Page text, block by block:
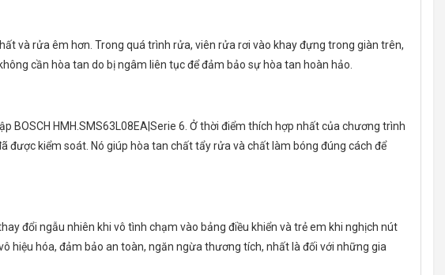
và rửa êm hơn. Trong quá trình rửa, viên rửa rơi vào khay đựng trong giàn trên,
cần hòa tan do bị ngâm liên tục để đảm bảo sự hòa tan hoàn hảo.
HMH.SMS63L08EA|Serie 6. Ở thời điểm thích hợp nhất của chương trình
kiểm soát. Nó giúp hòa tan chất tẩy rửa và chất làm bóng đúng cách để
đổi ngẫu nhiên khi vô tình chạm vào bảng điều khiển và trẻ em khi nghịch nút
hiệu hóa, đảm bảo an toàn, ngăn ngừa thương tích, nhất là đối với những gia